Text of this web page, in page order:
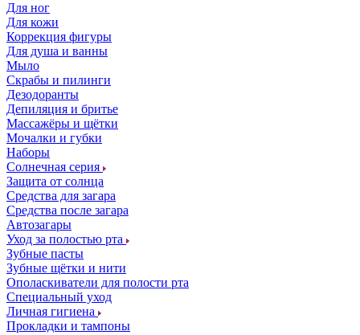
Для ног
Для кожи
Коррекция фигуры
Для душа и ванны
Мыло
Скрабы и пилинги
Дезодоранты
Депиляция и бритье
Массажёры и щётки
Мочалки и губки
Наборы
Солнечная серия
Защита от солнца
Средства для загара
Средства после загара
Автозагары
Уход за полостью рта
Зубные пасты
Зубные щётки и нити
Ополаскиватели для полости рта
Специальный уход
Личная гигиена
Прокладки и тампоны